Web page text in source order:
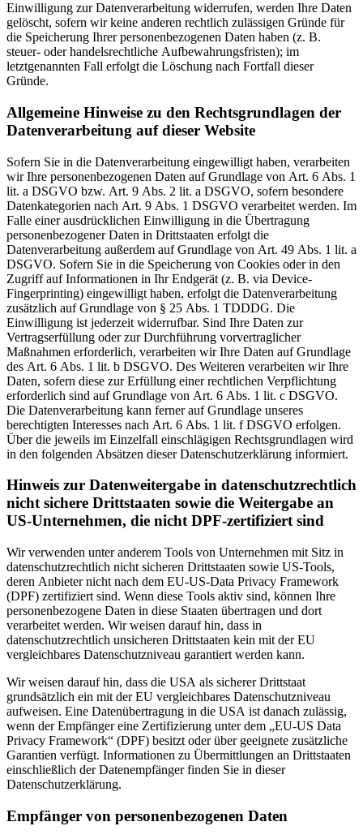
Einwilligung zur Datenverarbeitung widerrufen, werden Ihre Daten
gelöscht, sofern wir keine anderen rechtlich zulässigen Gründe für
die Speicherung Ihrer personenbezogenen Daten haben (z. B.
steuer- oder handelsrechtliche Aufbewahrungsfristen); im
letztgenannten Fall erfolgt die Löschung nach Fortfall dieser
Gründe.
Allgemeine Hinweise zu den Rechtsgrundlagen der
Datenverarbeitung auf dieser Website
Sofern Sie in die Datenverarbeitung eingewilligt haben, verarbeiten
wir Ihre personenbezogenen Daten auf Grundlage von Art. 6 Abs. 1
lit. a DSGVO bzw. Art. 9 Abs. 2 lit. a DSGVO, sofern besondere
Datenkategorien nach Art. 9 Abs. 1 DSGVO verarbeitet werden. Im
Falle einer ausdrücklichen Einwilligung in die Übertragung
personenbezogener Daten in Drittstaaten erfolgt die
Datenverarbeitung außerdem auf Grundlage von Art. 49 Abs. 1 lit. a
DSGVO. Sofern Sie in die Speicherung von Cookies oder in den
Zugriff auf Informationen in Ihr Endgerät (z. B. via Device-
Fingerprinting) eingewilligt haben, erfolgt die Datenverarbeitung
zusätzlich auf Grundlage von § 25 Abs. 1 TDDDG. Die
Einwilligung ist jederzeit widerrufbar. Sind Ihre Daten zur
Vertragserfüllung oder zur Durchführung vorvertraglicher
Maßnahmen erforderlich, verarbeiten wir Ihre Daten auf Grundlage
des Art. 6 Abs. 1 lit. b DSGVO. Des Weiteren verarbeiten wir Ihre
Daten, sofern diese zur Erfüllung einer rechtlichen Verpflichtung
erforderlich sind auf Grundlage von Art. 6 Abs. 1 lit. c DSGVO.
Die Datenverarbeitung kann ferner auf Grundlage unseres
berechtigten Interesses nach Art. 6 Abs. 1 lit. f DSGVO erfolgen.
Über die jeweils im Einzelfall einschlägigen Rechtsgrundlagen wird
in den folgenden Absätzen dieser Datenschutzerklärung informiert.
Hinweis zur Datenweitergabe in datenschutzrechtlich
nicht sichere Drittstaaten sowie die Weitergabe an
US-Unternehmen, die nicht DPF-zertifiziert sind
Wir verwenden unter anderem Tools von Unternehmen mit Sitz in
datenschutzrechtlich nicht sicheren Drittstaaten sowie US-Tools,
deren Anbieter nicht nach dem EU-US-Data Privacy Framework
(DPF) zertifiziert sind. Wenn diese Tools aktiv sind, können Ihre
personenbezogene Daten in diese Staaten übertragen und dort
verarbeitet werden. Wir weisen darauf hin, dass in
datenschutzrechtlich unsicheren Drittstaaten kein mit der EU
vergleichbares Datenschutzniveau garantiert werden kann.
Wir weisen darauf hin, dass die USA als sicherer Drittstaat
grundsätzlich ein mit der EU vergleichbares Datenschutzniveau
aufweisen. Eine Datenübertragung in die USA ist danach zulässig,
wenn der Empfänger eine Zertifizierung unter dem „EU-US Data
Privacy Framework“ (DPF) besitzt oder über geeignete zusätzliche
Garantien verfügt. Informationen zu Übermittlungen an Drittstaaten
einschließlich der Datenempfänger finden Sie in dieser
Datenschutzerklärung.
Empfänger von personenbezogenen Daten